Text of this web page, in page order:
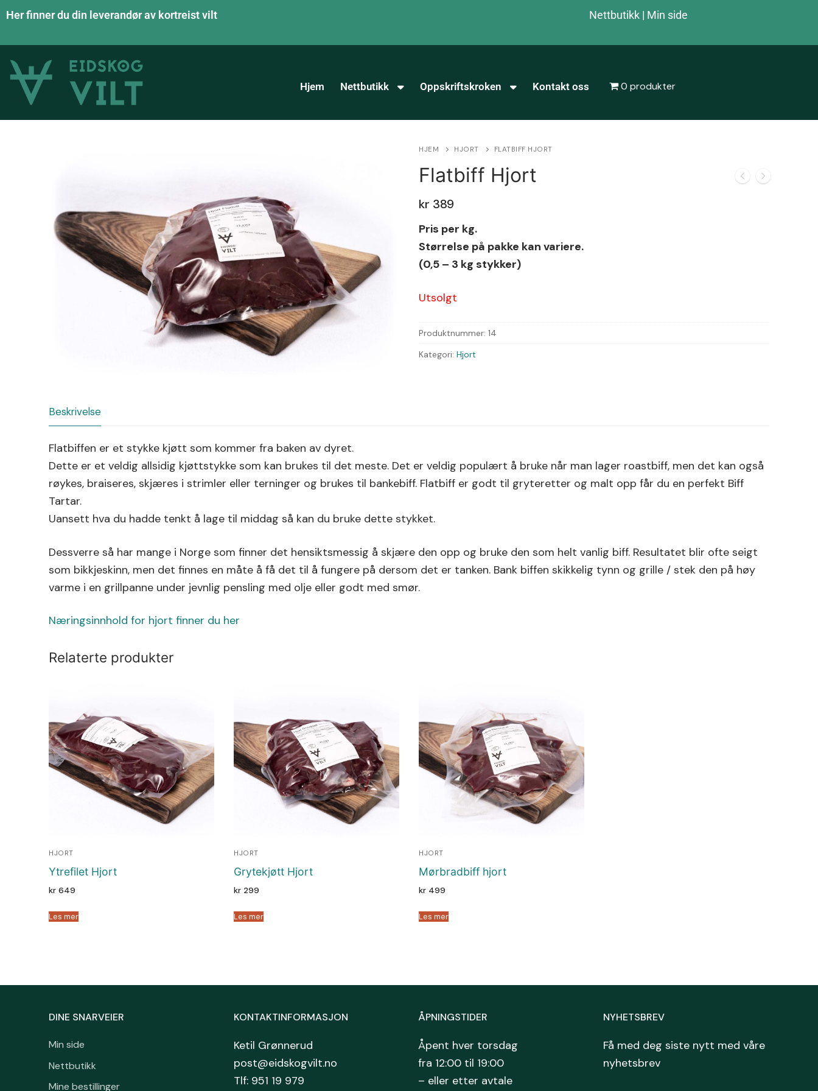
Her finner du din leverandør av kortreist vilt Nettbutikk | Min side
Hjem Nettbutikk Oppskriftskroken Kontakt oss 0 produkter
HJEM HJORT FLATBIFF HJORT
Flatbiff Hjort
kr 389
Pris per kg.
Størrelse på pakke kan variere.
(0,5 – 3 kg stykker)
Utsolgt
Produktnummer: 14
Kategori: Hjort
Beskrivelse
Flatbiffen er et stykke kjøtt som kommer fra baken av dyret.
Dette er et veldig allsidig kjøttstykke som kan brukes til det meste. Det er veldig populært å bruke når man lager roastbiff, men det kan også
røykes, braiseres, skjæres i strimler eller terninger og brukes til bankebiff. Flatbiff er godt til gryteretter og malt opp får du en perfekt Biff
Tartar.
Uansett hva du hadde tenkt å lage til middag så kan du bruke dette stykket.
Dessverre så har mange i Norge som finner det hensiktsmessig å skjære den opp og bruke den som helt vanlig biff. Resultatet blir ofte seigt
som bikkjeskinn, men det finnes en måte å få det til å fungere på dersom det er tanken. Bank biffen skikkelig tynn og grille / stek den på høy
varme i en grillpanne under jevnlig pensling med olje eller godt med smør.
Næringsinnhold for hjort finner du her
Relaterte produkter
HJORT
Ytrefilet Hjort
kr 649
Les mer
HJORT
Grytekjøtt Hjort
kr 299
Les mer
HJORT
Mørbradbiff hjort
kr 499
Les mer
DINE SNARVEIER
Min side
Nettbutikk
Mine bestillinger
KONTAKTINFORMASJON
Ketil Grønnerud
post@eidskogvilt.no
Tlf: 951 19 979
ÅPNINGSTIDER
Åpent hver torsdag
fra 12:00 til 19:00
– eller etter avtale
NYHETSBREV
Få med deg siste nytt med våre
nyhetsbrev